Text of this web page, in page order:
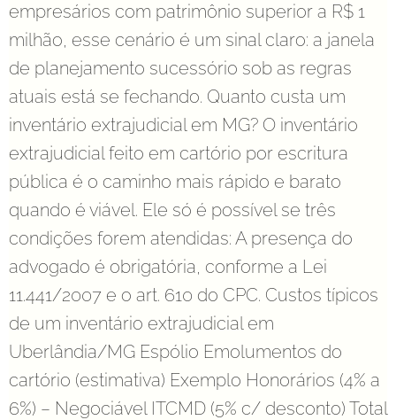
empresários com patrimônio superior a R$ 1
milhão, esse cenário é um sinal claro: a janela
de planejamento sucessório sob as regras
atuais está se fechando. Quanto custa um
inventário extrajudicial em MG? O inventário
extrajudicial feito em cartório por escritura
pública é o caminho mais rápido e barato
quando é viável. Ele só é possível se três
condições forem atendidas: A presença do
advogado é obrigatória, conforme a Lei
11.441/2007 e o art. 610 do CPC. Custos típicos
de um inventário extrajudicial em
Uberlândia/MG Espólio Emolumentos do
cartório (estimativa) Exemplo Honorários (4% a
6%) – Negociável ITCMD (5% c/ desconto) Total